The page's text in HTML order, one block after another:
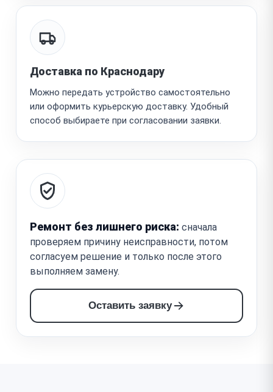
Доставка по Краснодару
Можно передать устройство самостоятельно
или оформить курьерскую доставку. Удобный
способ выбираете при согласовании заявки.
Ремонт без лишнего риска: сначала
проверяем причину неисправности, потом
согласуем решение и только после этого
выполняем замену.
Оставить заявку